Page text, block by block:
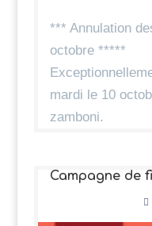
*** Annulation
octobre *****
mardi le 10
zamboni.
Campagne de